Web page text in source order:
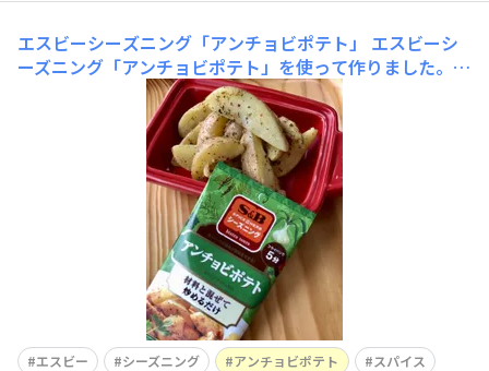
エスビーシーズニング「アンチョビポテト」
エスビーシ
ーズニング「アンチョビポテト」を使って作りました。フ
ライパン1つで出来ちゃうのが嬉しい☺️ガーリックとアン
チョビが効いて食欲をそそります。パパっと一品作りたい
時におススメです♫
エスビー シーズニング アンチョビポテト
スパイス